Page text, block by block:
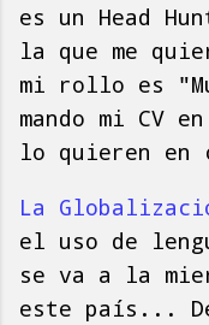
es un Head
la que me
mi rollo es
mando mi CV
lo quieren
La
el uso de
se va a la
este país...